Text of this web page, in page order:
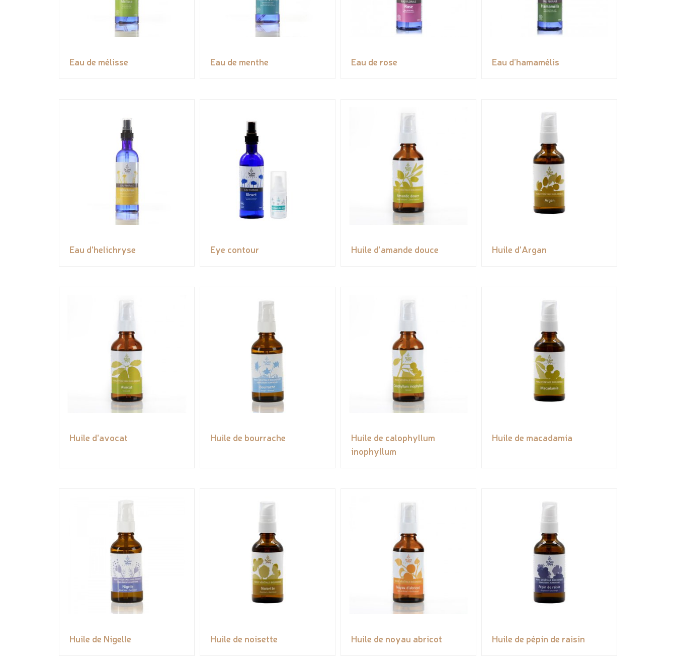
Eau de mélisse Eau de menthe Eau de rose Eau d’hamamélis
Eau d'helichryse Eye contour Huile d'amande douce Huile d'Argan
Huile d'avocat Huile de bourrache
Huile de calophyllum
inophyllum
Huile de macadamia
Huile de Nigelle Huile de noisette Huile de noyau abricot Huile de pépin de raisin